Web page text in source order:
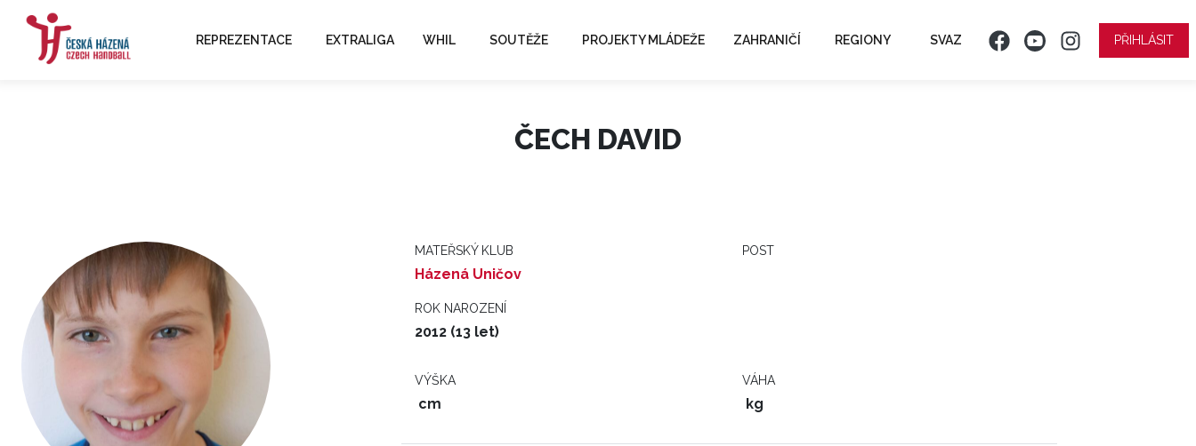
REPREZENTACE EXTRALIGA WHIL SOUTĚŽE PROJEKTY MLÁDEŽE ZAHRANIČÍ REGIONY SVAZ PŘIHLÁSIT
ČECH DAVID
MATEŘSKÝ KLUB
Házená Uničov
POST
ROK NAROZENÍ
2012 (13 let)
VÝŠKA
cm
VÁHA
kg